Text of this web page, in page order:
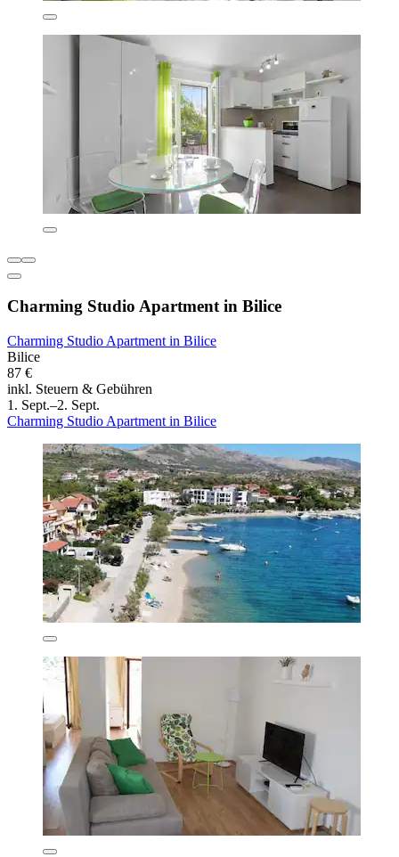
Charming Studio Apartment in Bilice
Charming Studio Apartment in Bilice
Bilice
87 €
inkl. Steuern & Gebühren
1. Sept.–2. Sept.
Charming Studio Apartment in Bilice